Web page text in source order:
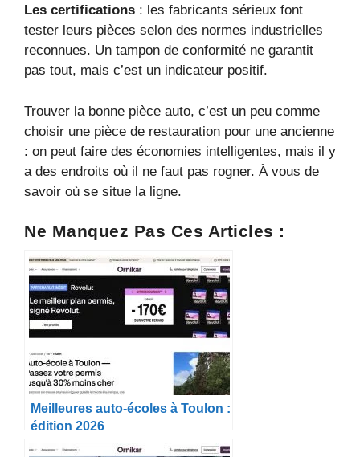
Les certifications : les fabricants sérieux font
tester leurs pièces selon des normes industrielles
reconnues. Un tampon de conformité ne garantit
pas tout, mais c’est un indicateur positif.
Trouver la bonne pièce auto, c’est un peu comme
choisir une pièce de restauration pour une ancienne
: on peut faire des économies intelligentes, mais il y
a des endroits où il ne faut pas rogner. À vous de
savoir où se situe la ligne.
Ne Manquez Pas Ces Articles :
Meilleures auto-écoles à Toulon :
édition 2026